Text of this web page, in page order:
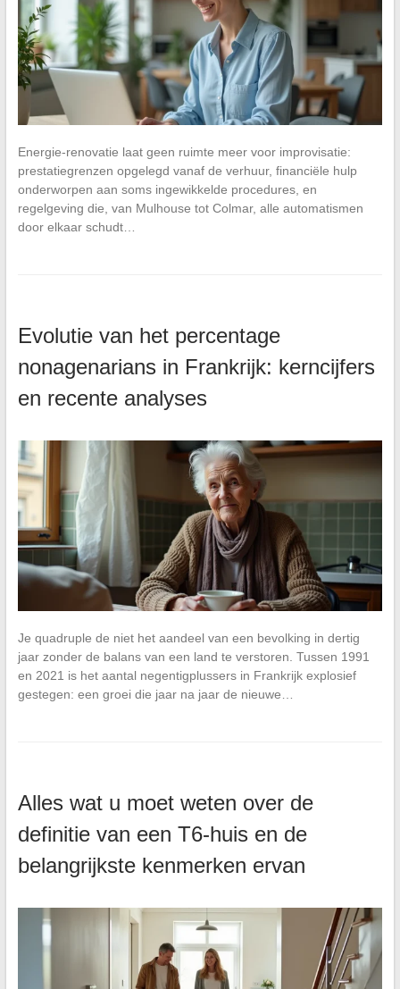
Energie-renovatie laat geen ruimte meer voor improvisatie:
prestatiegrenzen opgelegd vanaf de verhuur, financiële hulp
onderworpen aan soms ingewikkelde procedures, en
regelgeving die, van Mulhouse tot Colmar, alle automatismen
door elkaar schudt…
Evolutie van het percentage
nonagenarians in Frankrijk: kerncijfers
en recente analyses
Je quadruple de niet het aandeel van een bevolking in dertig
jaar zonder de balans van een land te verstoren. Tussen 1991
en 2021 is het aantal negentigplussers in Frankrijk explosief
gestegen: een groei die jaar na jaar de nieuwe…
Alles wat u moet weten over de
definitie van een T6-huis en de
belangrijkste kenmerken ervan